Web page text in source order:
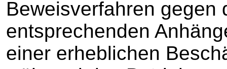
Beweisverfahren gegen
entsprechenden
einer erheblichen